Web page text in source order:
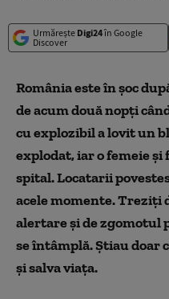
Urmărește Digi24în Google
Discover
România este în șoc
de acum două nopți
cu explozibil a lovit un
explodat, iar o femeie și
spital. Locatarii
acele momente. Treziți
alertare și de zgomotul
se întâmplă. Știau doar
și salva viața.